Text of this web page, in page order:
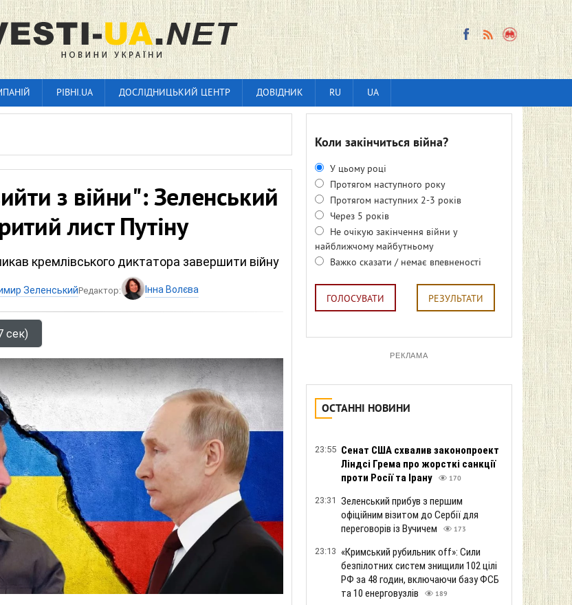
РІВНІ.UA ДОСЛІДНИЦЬКИЙ ЦЕНТР ДОВІДНИК RU UA
з війни": Зеленський
лист Путіну
кремлівського диктатора завершити війну
ЗеленськийРедактор: Інна Волєва
сек)
Коли закінчиться війна?
У цьому році
Протягом наступного року
Протягом наступних 2-3 років
Через 5 років
Не очікую закінчення війни у
найближчому майбутньому
Важко сказати / немає впевненості
ГОЛОСУВАТИ РЕЗУЛЬТАТИ
РЕКЛАМА
ОСТАННІ НОВИНИ
23:55 Сенат США схвалив законопроект
Ліндсі Грема про жорсткі санкції
проти Росії та Ірану
170
23:31 Зеленський прибув з першим
офіційним візитом до Сербії для
переговорів із Вучичем
173
23:13 «Кримський рубильник off»: Сили
безпілотних систем знищили 102 цілі
РФ за 48 годин, включаючи базу ФСБ
та 10 енерговузлів
189